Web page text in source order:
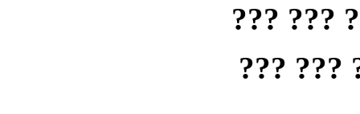
??? ???
??? ???